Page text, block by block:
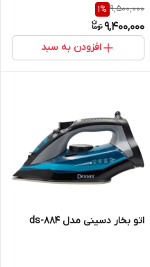
9,500,000
1%
9,400,000
افزودن به سبد
اتو بخار دسینی مدل ds-884